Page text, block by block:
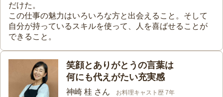
だけた。
この仕事の魅力はいろいろな方と出会えること。そして
自分が持っているスキルを使って、人を喜ばせることが
できること。
笑顔とありがとうの言葉は
何にも代えがたい充実感
神崎 桂 さん お料理キャスト歴 7年